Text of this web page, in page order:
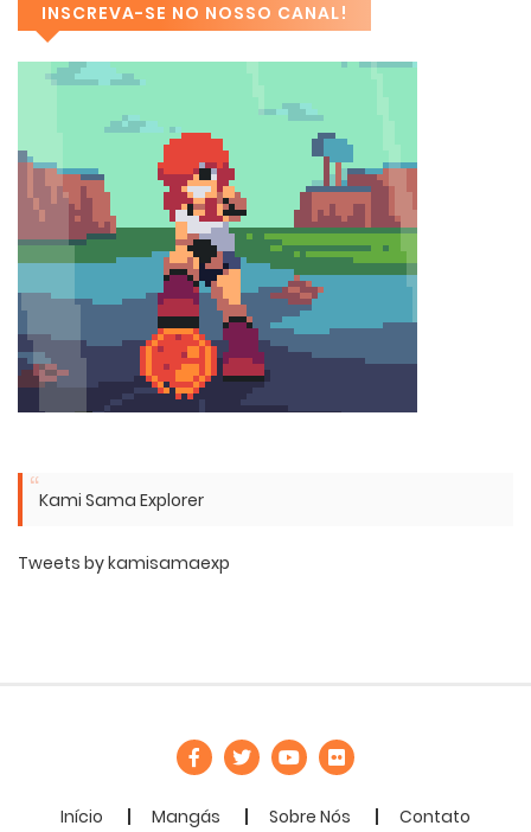
INSCREVA-SE NO NOSSO CANAL!
Kami Sama Explorer
Tweets by kamisamaexp
Início Mangás Sobre Nós Contato